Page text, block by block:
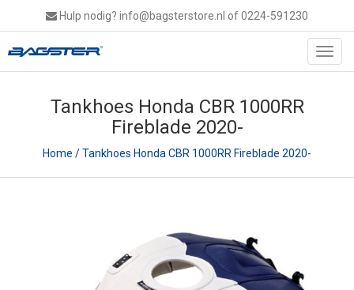
Hulp nodig? info@bagsterstore.nl of 0224-591230
Tankhoes Honda CBR 1000RR
Fireblade 2020-
Home /Tankhoes Honda CBR 1000RR Fireblade 2020-